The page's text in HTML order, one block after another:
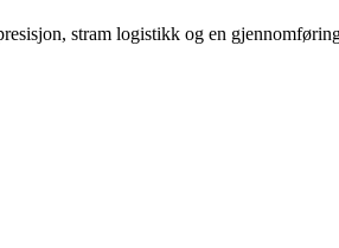
stram logistikk og en